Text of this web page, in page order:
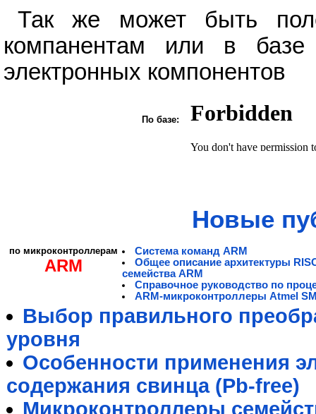
Так же может быть
компанентам или в базе
электронных компонентов
По базе:
Новые
по микроконтроллерам
ARM
Система команд ARM
Общее описание архитектуры
семейства ARM
Справочное руководство по
ARM-микроконтроллеры Atmel
Выбор правильного
уровня
Особенности применения
содержания свинца (Pb-free)
Микроконтроллеры